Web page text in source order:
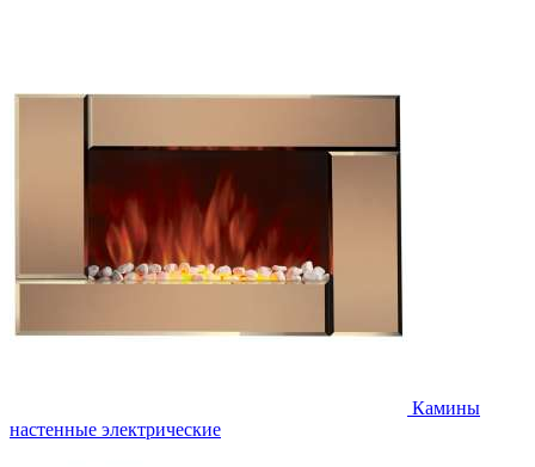
Камины
настенные электрические